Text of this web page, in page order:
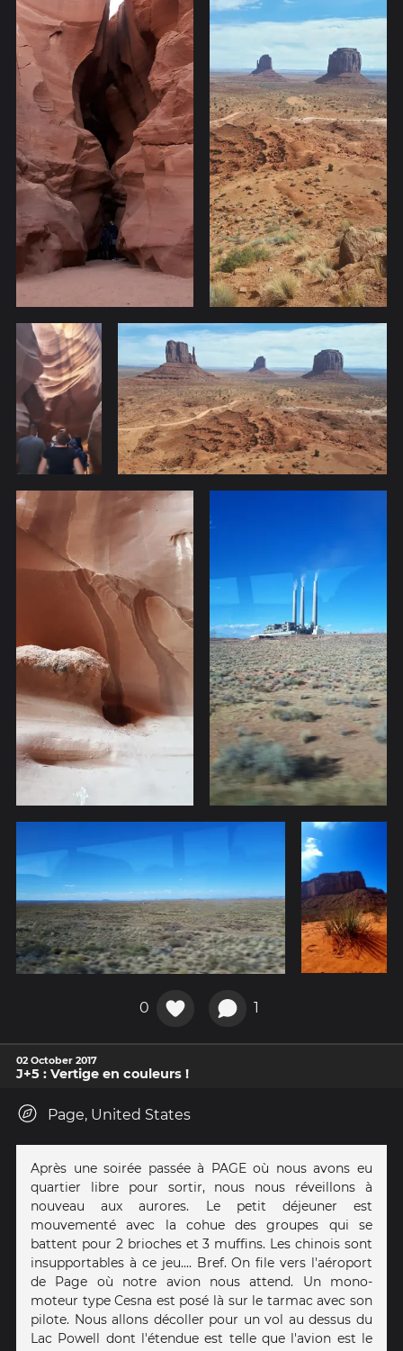
0 1
02 October 2017
J+5 : Vertige en couleurs !
Page, United States
Après une soirée passée à PAGE où nous avons eu
quartier libre pour sortir, nous nous réveillons à
nouveau aux aurores. Le petit déjeuner est
mouvementé avec la cohue des groupes qui se
battent pour 2 brioches et 3 muffins. Les chinois sont
insupportables à ce jeu.... Bref. On file vers l'aéroport
de Page où notre avion nous attend. Un mono-
moteur type Cesna est posé là sur le tarmac avec son
pilote. Nous allons décoller pour un vol au dessus du
Lac Powell dont l'étendue est telle que l'avion est le